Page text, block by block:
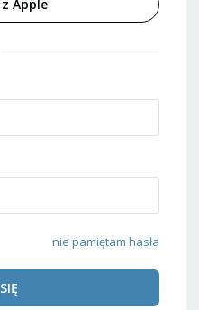
Apple
nie pamiętam hasła